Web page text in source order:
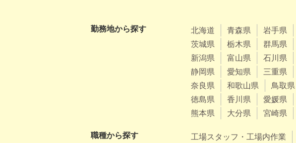
勤務地から探す 北海道 青森県
岩手県
茨城県
栃木県
群馬県
新潟県
富山県
石川県
静岡県
愛知県
三重県
奈良県
和歌山県
鳥取県
徳島県
香川県
愛媛県
熊本県
大分県 宮崎県
職種から探す 工場スタッフ・工場内作業